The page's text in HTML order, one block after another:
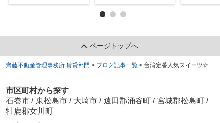
ページトップへ
齊藤不動産管理事務所 賃貸部門 > ブログ記事一覧 > 台湾定番人気スイーツ☆
市区町村から探す
石巻市 / 東松島市 / 大崎市 / 遠田郡涌谷町 / 宮城郡松島町 /
牡鹿郡女川町